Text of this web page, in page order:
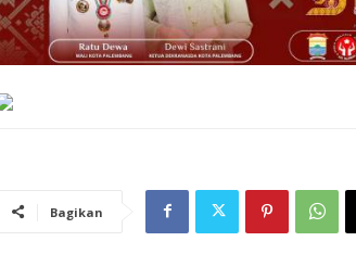
Bagikan